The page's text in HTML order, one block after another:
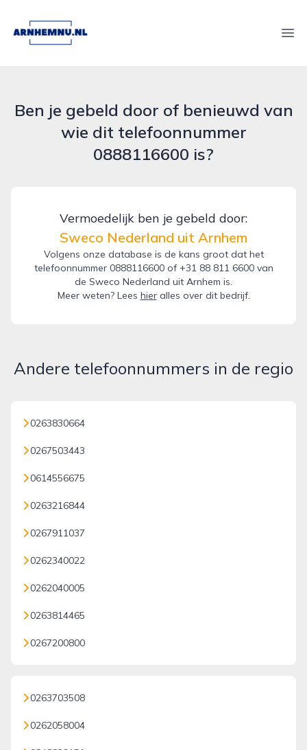
arnhemnu.nl
Ben je gebeld door of benieuwd van
wie dit telefoonnummer
0888116600 is?
Vermoedelijk ben je gebeld door:
Sweco Nederland uit Arnhem
Volgens onze database is de kans groot dat het
telefoonnummer 0888116600 of +31 88 811 6600 van
de Sweco Nederland uit Arnhem is.
Meer weten? Lees hieralles over dit bedrijf.
Andere telefoonnummers in de regio
0263830664
0267503443
0614556675
0263216844
0267911037
0262340022
0262040005
0263814465
0267200800
0263703508
0262058004